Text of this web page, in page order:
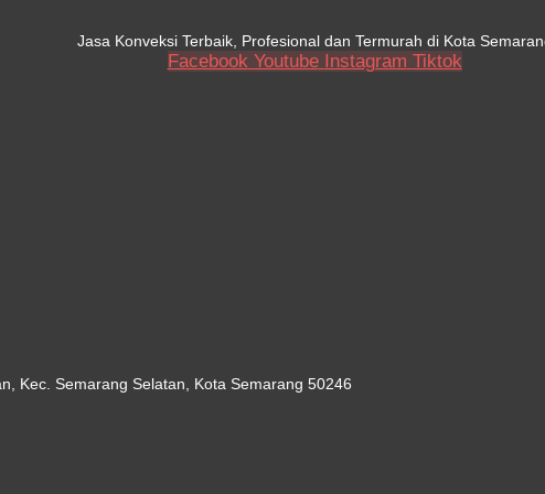
Jasa Konveksi Terbaik, Profesional dan Termurah di Kota
Facebook Youtube Instagram Tiktok
Kec. Semarang Selatan, Kota Semarang 50246